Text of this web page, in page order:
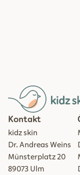
Kontakt
kidz skin
Dr. Andreas Weins
Münsterplatz 20
89073 Ulm